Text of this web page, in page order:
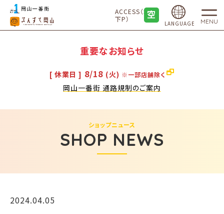
ACCESS（地
下P）
LANGUAGE MENU
重要なお知らせ
[ 休業日 ] 8/18 (火) ※一部店舗除く
岡山一番街 通路規制のご案内
SHOP NEWS
ショップニュース
2024.04.05